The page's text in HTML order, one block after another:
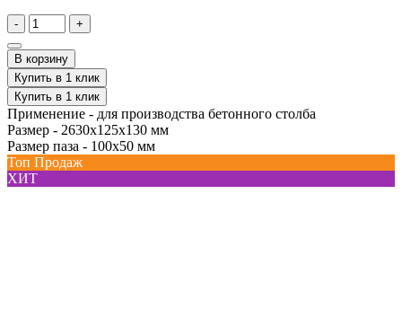
- +
В корзину
Купить в 1 клик
Купить в 1 клик
Применение - для производства бетонного столба
Размер - 2630х125х130 мм
Размер паза - 100х50 мм
Топ Продаж
ХИТ